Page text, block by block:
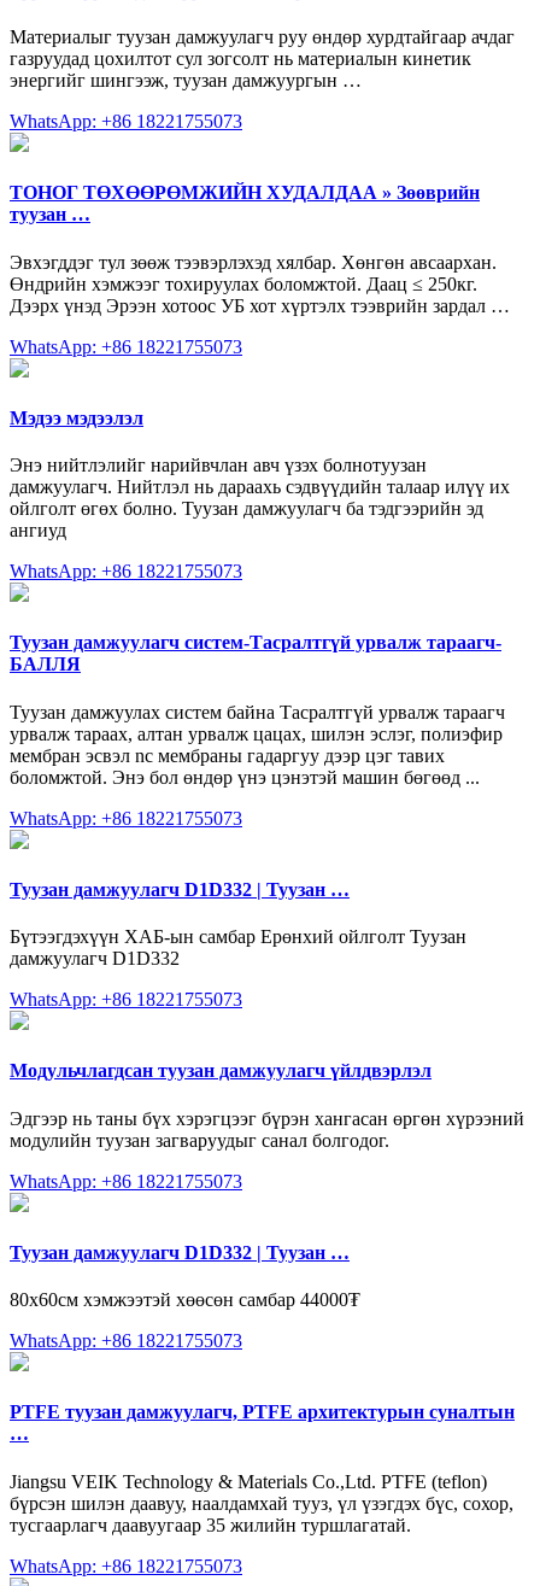
Материалыг туузан дамжуулагч руу өндөр хурдтайгаар ачдаг
газруудад цохилтот сул зогсолт нь материалын кинетик
энергийг шингээж, туузан дамжуургын …
WhatsApp: +86 18221755073
ТОНОГ ТӨХӨӨРӨМЖИЙН ХУДАЛДАА » Зөөврийн
туузан …
Эвхэгддэг тул зөөж тээвэрлэхэд хялбар. Хөнгөн авсаархан.
Өндрийн хэмжээг тохируулах боломжтой. Даац ≤ 250кг.
Дээрх үнэд Эрээн хотоос УБ хот хүртэлх тээврийн зардал …
WhatsApp: +86 18221755073
Мэдээ мэдээлэл
Энэ нийтлэлийг нарийвчлан авч үзэх болнотуузан
дамжуулагч. Нийтлэл нь дараахь сэдвүүдийн талаар илүү их
ойлголт өгөх болно. Туузан дамжуулагч ба тэдгээрийн эд
ангиуд
WhatsApp: +86 18221755073
Туузан дамжуулагч систем-Тасралтгүй урвалж тараагч-
БАЛЛЯ
Туузан дамжуулах систем байна Тасралтгүй урвалж тараагч
урвалж тараах, алтан урвалж цацах, шилэн эслэг, полиэфир
мембран эсвэл nc мембраны гадаргуу дээр цэг тавих
боломжтой. Энэ бол өндөр үнэ цэнэтэй машин бөгөөд ...
WhatsApp: +86 18221755073
Туузан дамжуулагч D1D332 | Туузан …
Бүтээгдэхүүн ХАБ-ын самбар Ерөнхий ойлголт Туузан
дамжуулагч D1D332
WhatsApp: +86 18221755073
Модульчлагдсан туузан дамжуулагч үйлдвэрлэл
Эдгээр нь таны бүх хэрэгцээг бүрэн хангасан өргөн хүрээний
модулийн туузан загваруудыг санал болгодог.
WhatsApp: +86 18221755073
Туузан дамжуулагч D1D332 | Туузан …
80х60см хэмжээтэй хөөсөн самбар 44000₮
WhatsApp: +86 18221755073
PTFE туузан дамжуулагч, PTFE архитектурын суналтын
…
Jiangsu VEIK Technology & Materials Co.,Ltd. PTFE (teflon)
бүрсэн шилэн даавуу, наалдамхай тууз, үл үзэгдэх бүс, сохор,
тусгаарлагч даавуугаар 35 жилийн туршлагатай.
WhatsApp: +86 18221755073